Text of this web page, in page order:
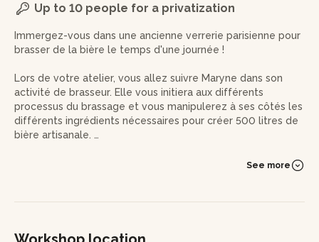
Up to 10 people for a privatization
Immergez-vous dans une ancienne verrerie parisienne pour
brasser de la bière le temps d'une journée !
Lors de votre atelier, vous allez suivre Maryne dans son
activité de brasseur. Elle vous initiera aux différents
processus du brassage et vous manipulerez à ses côtés les
différents ingrédients nécessaires pour créer 500 litres de
bière artisanale.
Vous commencerez par le lancement de la chauffe et le
d'ensemencement. Vous apprendrez ce que veut dire
See more